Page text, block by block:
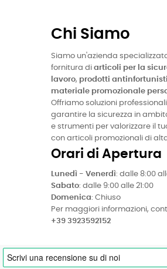
Chi Siamo
Siamo un'azienda
fornitura di articoli per la
lavoro, prodotti
materiale promozionale
Offriamo soluzioni
garantire la sicurezza in
e strumenti per valorizzare il
con articoli promozionali di
Orari di Apertura
Lunedì - Venerdì: dalle 8:00
Sabato: dalle 9:00 alle 21:00
Domenica: Chiuso
Per maggiori informazioni,
+39 3923592152
Copyright © 2023 by snappyshop